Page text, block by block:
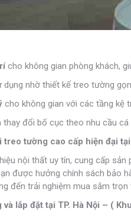
cho không gian phòng khách,
dụng nhờ thiết kế treo tường
cho không gian với các tầng kệ
thay đổi bố cục theo nhu cầu cá
treo tường cao cấp hiện đại
nội thất uy tín, cung cấp sản
được hưởng chính sách bảo
đến trải nghiệm mua sắm
và lắp đặt tại TP. Hà Nội – (